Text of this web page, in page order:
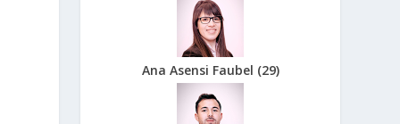
Ana Asensi Faubel (29)